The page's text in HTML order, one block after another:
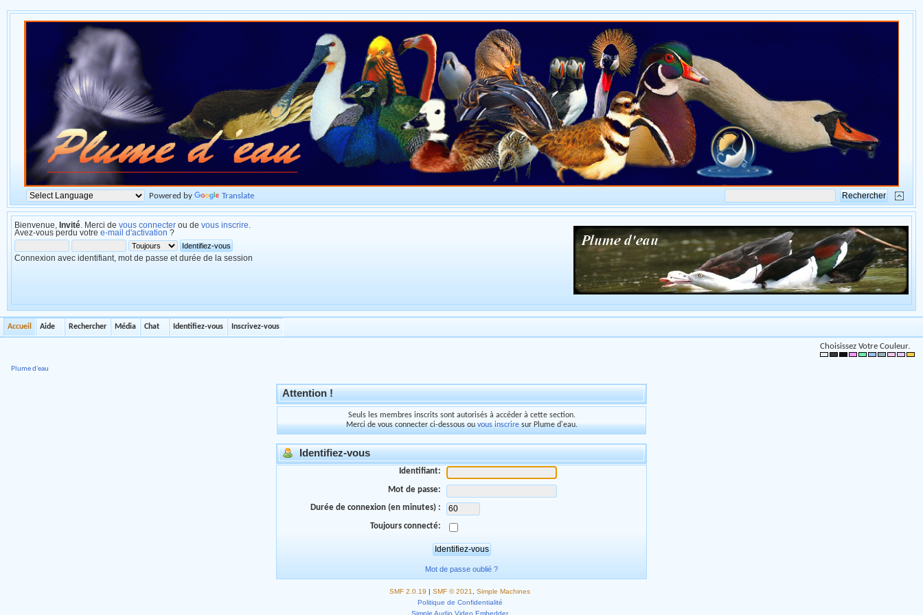
Powered by Translate
Bienvenue, Invité . Merci de vous connecter ou de vous inscrire
Avez-vous perdu votre e-mail d'activation ?
Connexion avec identifiant, mot de passe et durée de la session
Accueil Aide Rechercher Média Chat Identifiez-vous Inscrivez-vous
Choisissez Votre Couleur.
Plume d'eau
Attention !
Seuls les membres inscrits sont autorisés à accéder à cette section.
Merci de vous connecter ci-dessous ouvous inscriresur Plume d'eau.
Identifiez-vous
Identifiant:
Mot de passe:
Durée de connexion (en minutes) :
Toujours connecté:
Mot de passe oublié ?
SMF 2.0.19 | SMF © 2021
Simple Machines
Politique de Confidentialité
Simple Audio Video Embedder